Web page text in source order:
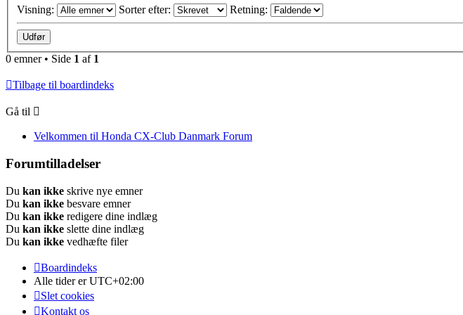
Visning: Sorter efter: Retning:
0 emner • Side 1 af 1
Tilbage til boardindeks
Gå til
Velkommen til Honda CX-Club Danmark Forum
Forumtilladelser
Du kan ikke skrive nye emner
Du kan ikke besvare emner
Du kan ikke redigere dine indlæg
Du kan ikke slette dine indlæg
Du kan ikke vedhæfte filer
Boardindeks
Alle tider erUTC+02:00
Slet cookies
Kontakt os